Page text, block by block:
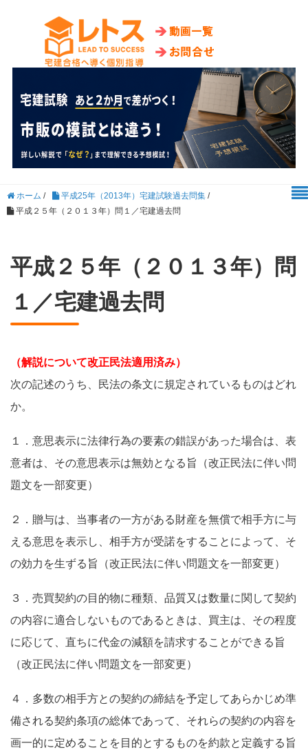
ホーム / 平成25年（2013年）宅建試験過去問集 /
平成２５年（２０１３年）問１／宅建過去問
平成２５年（２０１３年）問
１／宅建過去問
（解説について改正民法適用済み）
次の記述のうち、民法の条文に規定されているものはどれ
か。
１．意思表示に法律行為の要素の錯誤があった場合は、表
意者は、その意思表示は無効となる旨（改正民法に伴い問
題文を一部変更）
２．贈与は、当事者の一方がある財産を無償で相手方に与
える意思を表示し、相手方が受諾をすることによって、そ
の効力を生ずる旨（改正民法に伴い問題文を一部変更）
３．売買契約の目的物に種類、品質又は数量に関して契約
の内容に適合しないものであるときは、買主は、その程度
に応じて、直ちに代金の減額を請求することができる旨
（改正民法に伴い問題文を一部変更）
４．多数の相手方との契約の締結を予定してあらかじめ準
備される契約条項の総体であって、それらの契約の内容を
画一的に定めることを目的とするものを約款と定義する旨